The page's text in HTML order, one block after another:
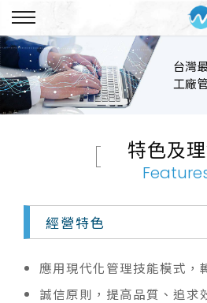
台灣
工廠
特色及
經營特色
應用現代化管理技能模式，
誠信原則，提高品質、追求